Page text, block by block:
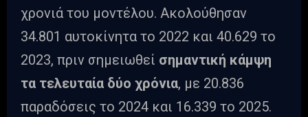
χρονιά του μοντέλου. Ακολούθησαν
34.801 αυτοκίνητα το 2022 και 40.629 το
2023, πριν σημειωθεί σημαντική κάμψη
τα τελευταία δύο χρόνια, με 20.836
παραδόσεις το 2024 και 16.339 το 2025.